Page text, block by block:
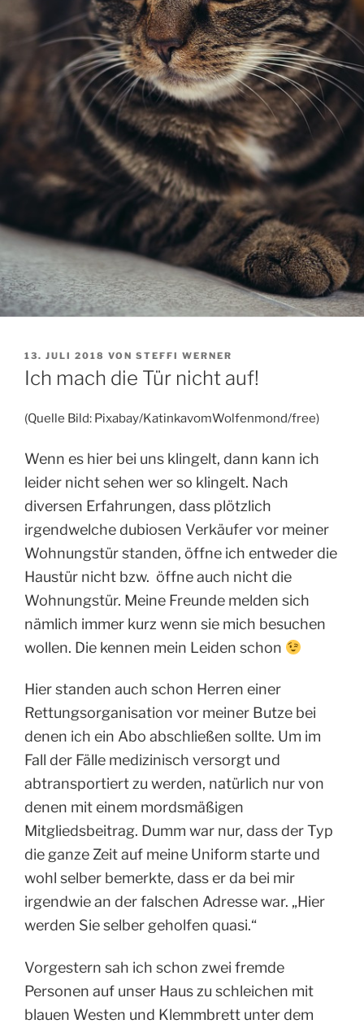
VERÖFFENTLICHT
AM
13. JULI 2018 VON STEFFI WERNER
Ich mach die Tür nicht auf!
(Quelle Bild: Pixabay/KatinkavomWolfenmond/free)
Wenn es hier bei uns klingelt, dann kann ich
leider nicht sehen wer so klingelt. Nach
diversen Erfahrungen, dass plötzlich
irgendwelche dubiosen Verkäufer vor meiner
Wohnungstür standen, öffne ich entweder die
Haustür nicht bzw. öffne auch nicht die
Wohnungstür. Meine Freunde melden sich
nämlich immer kurz wenn sie mich besuchen
wollen. Die kennen mein Leiden schon
Hier standen auch schon Herren einer
Rettungsorganisation vor meiner Butze bei
denen ich ein Abo abschließen sollte. Um im
Fall der Fälle medizinisch versorgt und
abtransportiert zu werden, natürlich nur von
denen mit einem mordsmäßigen
Mitgliedsbeitrag. Dumm war nur, dass der Typ
die ganze Zeit auf meine Uniform starte und
wohl selber bemerkte, dass er da bei mir
irgendwie an der falschen Adresse war. „Hier
werden Sie selber geholfen quasi.“
Vorgestern sah ich schon zwei fremde
Personen auf unser Haus zu schleichen mit
blauen Westen und Klemmbrett unter dem